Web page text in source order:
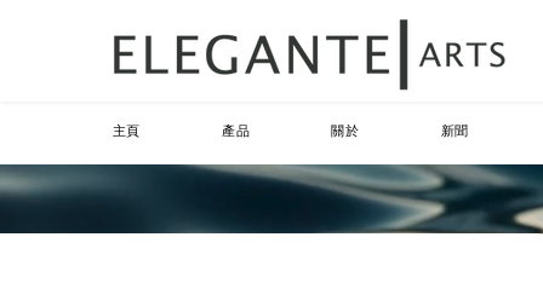
主頁 產品 關於 新聞